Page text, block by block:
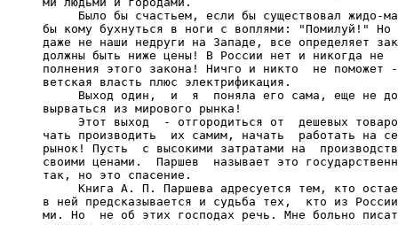
Было бы счастьем, если бы существовал жидо-
бы кому бухнуться в ноги с воплями: "Помилуй!" Но
даже не наши недруги на Западе, все определяет
должны быть ниже цены! В России нет и никогда не
полнения этого закона! Ничго и никто  не поможет
     ветская власть плюс электрификация.
Выход один,  и  я  поняла его сама, еще не
     вырваться из мирового рынка!
Этот выход  - отгородиться от  дешевых
чать производить  их самим, начать  работать на
рынок! Пусть  с высокими затратами на
своими ценами.  Паршев  называет это
     так, но это спасение.
Книга А. П. Паршева адресуется тем, кто
в ней предсказывается и судьба тех,  кто из
ми. Но  не об этих господах речь. Мне больно